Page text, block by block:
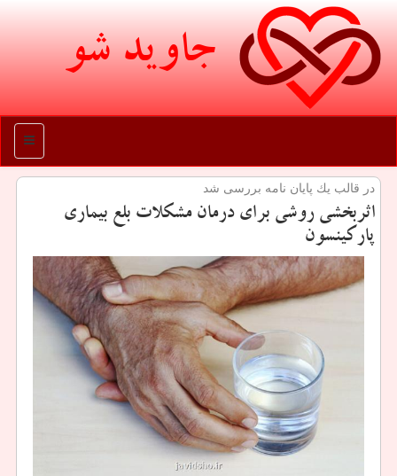
جاوید شو
منو
در قالب یك پایان نامه بررسی شد
اثربخشی روشی برای درمان مشكلات بلع بیماری
پاركینسون